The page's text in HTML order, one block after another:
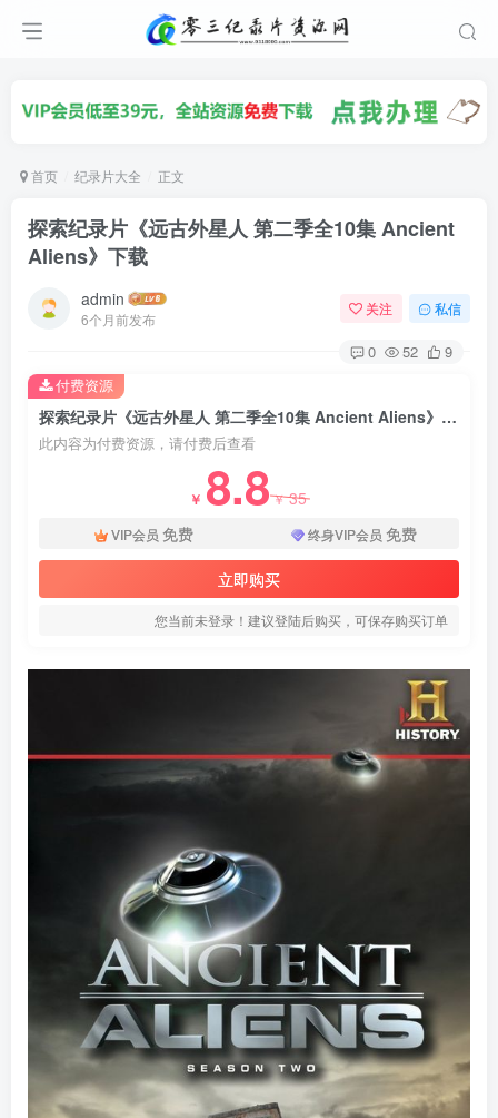
首页 纪录片大全 正文
探索纪录片《远古外星人 第二季全10集 Ancient
Aliens》下载
admin
6个月前发布
关注 私信
0 52 9
探索纪录片《远古外星人 第二季全10集 Ancient Aliens》下载
此内容为付费资源，请付费后查看
￥ 8.8￥35
VIP会员 免费 终身VIP会员 免费
立即购买
您当前未登录！建议登陆后购买，可保存购买订单
付费资源